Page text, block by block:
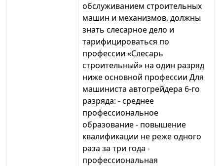
обслуживанием строительных
машин и механизмов, должны
знать слесарное дело и
тарифицироваться по
профессии «Слесарь
строительный» на один разряд
ниже основной профессии Для
машиниста автогрейдера 6-го
разряда: - среднее
профессиональное
образование - повышение
квалификации не реже одного
раза за три года -
профессиональная